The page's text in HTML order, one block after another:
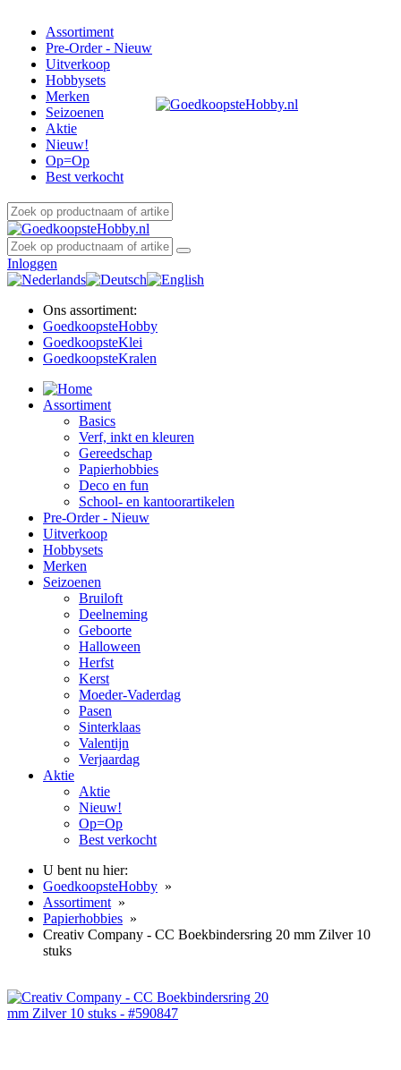
Assortiment
Pre-Order - Nieuw
Uitverkoop
Hobbysets
Merken
Seizoenen
Aktie
Nieuw!
Op=Op
Best verkocht
Inloggen
Ons assortiment:
GoedkoopsteHobby
GoedkoopsteKlei
GoedkoopsteKralen
Assortiment
Basics
Verf, inkt en kleuren
Gereedschap
Papierhobbies
Deco en fun
School- en kantoorartikelen
Pre-Order - Nieuw
Uitverkoop
Hobbysets
Merken
Seizoenen
Bruiloft
Deelneming
Geboorte
Halloween
Herfst
Kerst
Moeder-Vaderdag
Pasen
Sinterklaas
Valentijn
Verjaardag
Aktie
Aktie
Nieuw!
Op=Op
Best verkocht
U bent nu hier:
GoedkoopsteHobby »
Assortiment »
Papierhobbies »
Creativ Company - CC Boekbindersring 20 mm Zilver 10
stuks